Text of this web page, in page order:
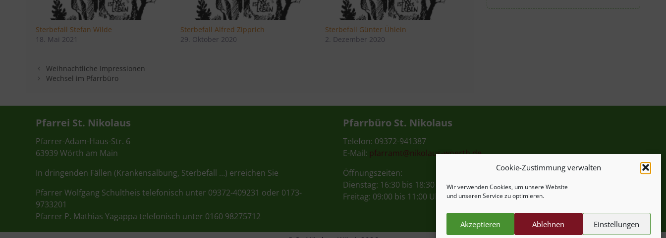
Cookie-Zustimmung verwalten
Wir verwenden Cookies, um unsere Website
und unseren Service zu optimieren.
Akzeptieren Ablehnen Einstellungen
Sterbefall Stefan Wilde
18. Mai 2021
Sterbefall Alfred Zipprich
29. Oktober 2020
Sterbefall Günter Ühlein
2. Dezember 2020
Weihnachtliche Impressionen
Wechsel im Pfarrbüro
Pfarrei St. Nikolaus
Pfarrer-Adam-Haus-Str. 6
63939 Wörth am Main
In dringenden Fällen (Krankensalbung, Sterbefall …) erreichen Sie
Pfarrer Wolfgang Schultheis telefonisch unter 09372-409231 oder 0173-
9733201
Pfarrer P. Mathias Yagappa telefonisch unter 0160 98275712
Pfarrbüro St. Nikolaus
Telefon: 09372-941387
E-Mail: pfarramt@nikolaus-woerth.de
Öffnungszeiten:
Dienstag: 16:30 bis 18:30 Uhr
Freitag: 09:00 bis 11:00 Uhr